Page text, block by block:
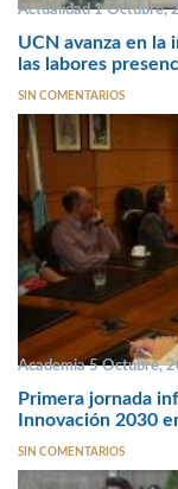
Actualidad 1 Octubre,
UCN avanza en la
las labores
SIN COMENTARIOS
Academia 5 Octubre,
Primera jornada
Innovación 2030
SIN COMENTARIOS